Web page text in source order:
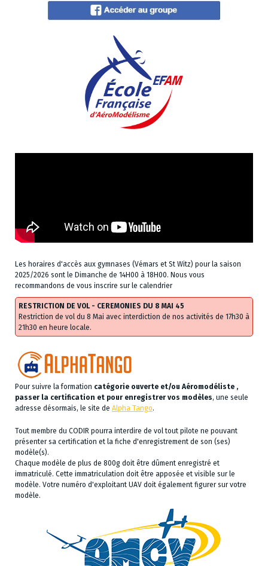
Les horaires d'accès aux gymnases (Vémars et St Witz) pour la saison
2025/2026 sont le Dimanche de 14H00 à 18H00. Nous vous
recommandons de vous inscrire sur le calendrier
RESTRICTION DE VOL - CEREMONIES DU 8 MAI 45
Restriction de vol du 8 Mai avec interdiction de nos activités de 17h30 à
21h30 en heure locale.
Pour suivre la formation catégorie ouverte et/ou Aéromodéliste ,
passer la certification et pour enregistrer vos modèles, une seule
adresse désormais, le site de Alpha Tango.
Tout membre du CODIR pourra interdire de vol tout pilote ne pouvant
présenter sa certification et la fiche d'enregistrement de son (ses)
modèle(s).
Chaque modèle de plus de 800g doit être dûment enregistré et
immatriculé. Cette immatriculation doit être apposée et visible sur le
modèle. Votre numéro d'exploitant UAV doit également figurer sur votre
modèle.